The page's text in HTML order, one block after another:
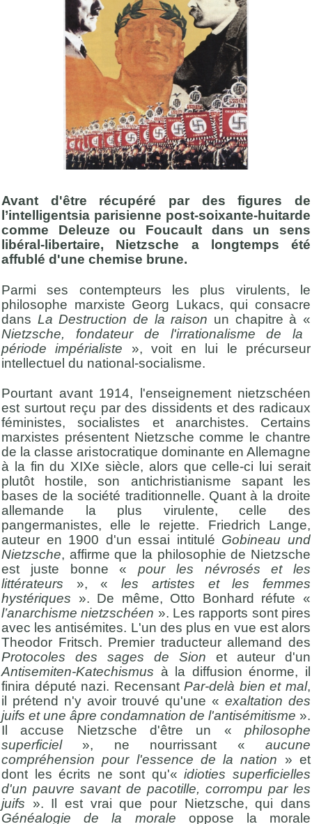
Avant d'être récupéré par des figures de
l’intelligentsia parisienne post-soixante-huitarde
comme Deleuze ou Foucault dans un sens
libéral-libertaire, Nietzsche a longtemps été
affublé d'une chemise brune.
Parmi ses contempteurs les plus virulents, le
philosophe marxiste Georg Lukacs, qui consacre
dans La Destruction de la raison un chapitre à «
Nietzsche, fondateur de l'irrationalisme de la
période impérialiste », voit en lui le précurseur
intellectuel du national-socialisme.
Pourtant avant 1914, l'enseignement nietzschéen
est surtout reçu par des dissidents et des radicaux
féministes, socialistes et anarchistes. Certains
marxistes présentent Nietzsche comme le chantre
de la classe aristocratique dominante en Allemagne
à la fin du XIXe siècle, alors que celle-ci lui serait
plutôt hostile, son antichristianisme sapant les
bases de la société traditionnelle. Quant à la droite
allemande la plus virulente, celle des
pangermanistes, elle le rejette. Friedrich Lange,
auteur en 1900 d'un essai intitulé Gobineau und
Nietzsche, affirme que la philosophie de Nietzsche
est juste bonne « pour les névrosés et les
littérateurs », «les artistes et les femmes
hystériques ». De même, Otto Bonhard réfute «
l’anarchisme nietzschéen ». Les rapports sont pires
avec les antisémites. L'un des plus en vue est alors
Theodor Fritsch. Premier traducteur allemand des
Protocoles des sages de Sion et auteur d'un
Antisemiten-Katechismus à la diffusion énorme, il
finira député nazi. RecensantPar-delà bien et mal,
il prétend n'y avoir trouvé qu'une « exaltation des
juifs et une âpre condamnation de l'antisémitisme ».
Il accuse Nietzsche d'être un « philosophe
superficiel », ne nourrissant «aucune
compréhension pour l'essence de la nation » et
dont les écrits ne sont qu'«idioties superficielles
d'un pauvre savant de pacotille, corrompu par les
juifs ». Il est vrai que pour Nietzsche, qui dans
Généalogie de la morale oppose la morale